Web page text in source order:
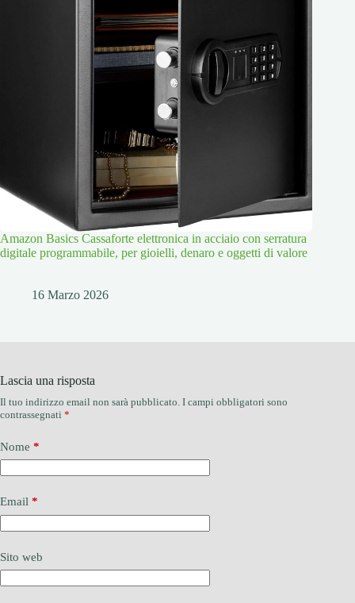
Amazon Basics Cassaforte elettronica in acciaio con serratura
digitale programmabile, per gioielli, denaro e oggetti di valore
16 Marzo 2026
Lascia una risposta
Il tuo indirizzo email non sarà pubblicato. I campi obbligatori sono
contrassegnati *
Nome *
Email *
Sito web